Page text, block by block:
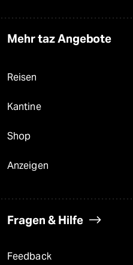
Mehr taz Angebote
Reisen
Kantine
Shop
Anzeigen
Fragen & Hilfe
Feedback